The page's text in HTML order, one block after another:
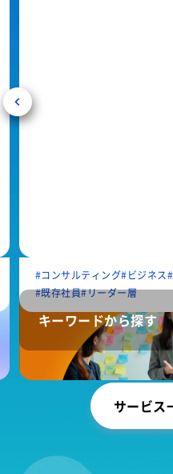
コンサルティング ビジネス
既存社員 リーダー層
キーワードから探す
AI DX テクニ
内製化
ビジネス
既存社員
サービス